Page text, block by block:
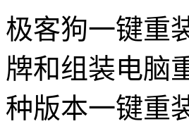
极客狗一键重
牌和组装电脑
种版本一键重